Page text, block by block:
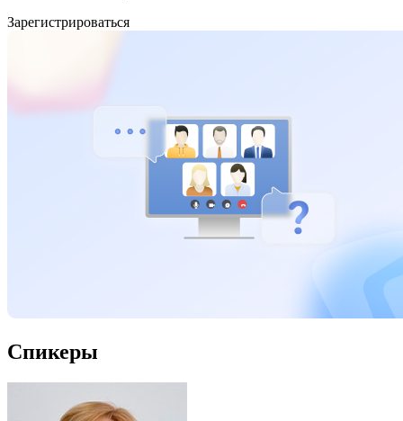
Зарегистрироваться
Спикеры